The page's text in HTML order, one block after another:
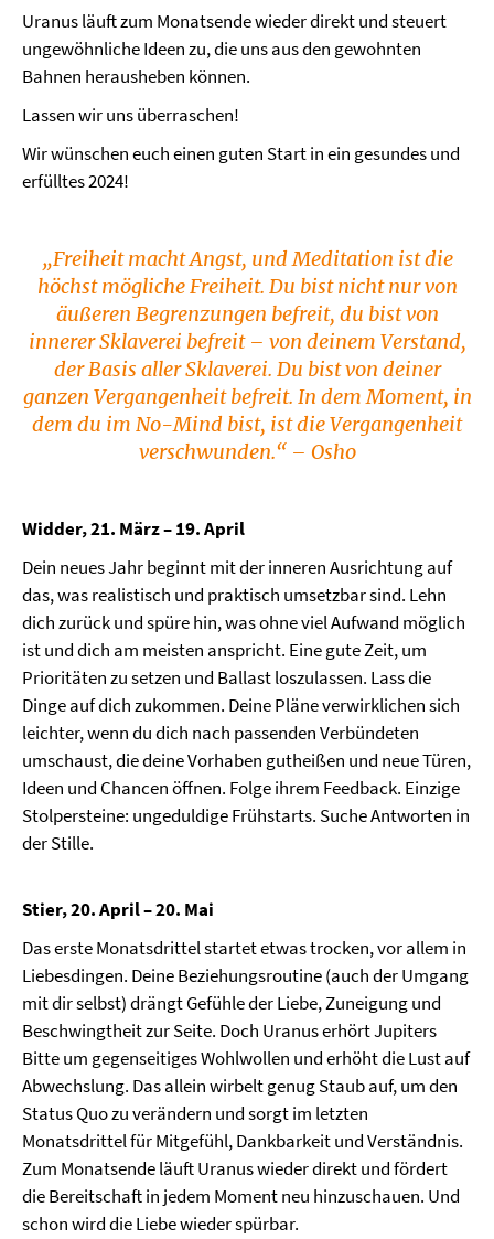
Uranus läuft zum Monatsende wieder direkt und steuert
ungewöhnliche Ideen zu, die uns aus den gewohnten
Bahnen herausheben können.
Lassen wir uns überraschen!
Wir wünschen euch einen guten Start in ein gesundes und
erfülltes 2024!
„Freiheit macht Angst, und Meditation ist die
höchst mögliche Freiheit. Du bist nicht nur von
äußeren Begrenzungen befreit, du bist von
innerer Sklaverei befreit – von deinem Verstand,
der Basis aller Sklaverei. Du bist von deiner
ganzen Vergangenheit befreit. In dem Moment, in
dem du im No-Mind bist, ist die Vergangenheit
verschwunden.“ – Osho
Widder, 21. März – 19. April
Dein neues Jahr beginnt mit der inneren Ausrichtung auf
das, was realistisch und praktisch umsetzbar sind. Lehn
dich zurück und spüre hin, was ohne viel Aufwand möglich
ist und dich am meisten anspricht. Eine gute Zeit, um
Prioritäten zu setzen und Ballast loszulassen. Lass die
Dinge auf dich zukommen. Deine Pläne verwirklichen sich
leichter, wenn du dich nach passenden Verbündeten
umschaust, die deine Vorhaben gutheißen und neue Türen,
Ideen und Chancen öffnen. Folge ihrem Feedback. Einzige
Stolpersteine: ungeduldige Frühstarts. Suche Antworten in
der Stille.
Stier, 20. April – 20. Mai
Das erste Monatsdrittel startet etwas trocken, vor allem in
Liebesdingen. Deine Beziehungsroutine (auch der Umgang
mit dir selbst) drängt Gefühle der Liebe, Zuneigung und
Beschwingtheit zur Seite. Doch Uranus erhört Jupiters
Bitte um gegenseitiges Wohlwollen und erhöht die Lust auf
Abwechslung. Das allein wirbelt genug Staub auf, um den
Status Quo zu verändern und sorgt im letzten
Monatsdrittel für Mitgefühl, Dankbarkeit und Verständnis.
Zum Monatsende läuft Uranus wieder direkt und fördert
die Bereitschaft in jedem Moment neu hinzuschauen. Und
schon wird die Liebe wieder spürbar.